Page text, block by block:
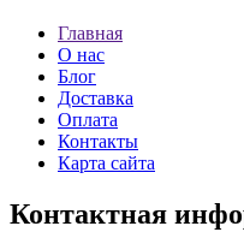
Главная
О нас
Блог
Доставка
Оплата
Контакты
Карта сайта
Контактная